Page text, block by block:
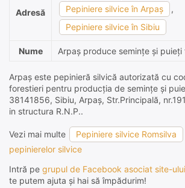
Adresă
Pepiniere silvice în Arpaş
,
Pepiniere silvice în Sibiu
Nume Arpaş produce semințe și puieți
Arpaş este pepinieră silvică autorizată cu
forestieri pentru producția de semințe și
38141856, Sibiu, Arpaş, Str.Principală,
in structura R.N.P..
Vezi mai multe Pepiniere silvice Romsilva
pepinierelor silvice
Intră pe grupul de Facebook asociat site-ului
te putem ajuta și hai să împădurim!